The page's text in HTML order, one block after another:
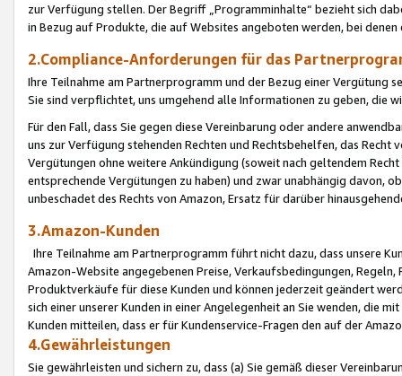
zur Verfügung stellen. Der Begriff „Programminhalte“ bezieht sich
in Bezug auf Produkte, die auf Websites angeboten werden, bei
2.Compliance-Anforderungen für das
Ihre Teilnahme am Partnerprogramm und der Bezug einer Vergütung
Sie sind verpflichtet, uns umgehend alle Informationen zu geben, die
Für den Fall, dass Sie gegen diese Vereinbarung oder andere
uns zur Verfügung stehenden Rechten und Rechtsbehelfen, das
Vergütungen ohne weitere Ankündigung (soweit nach geltendem
entsprechende Vergütungen zu haben) und zwar unabhängig davon,
unbeschadet des Rechts von Amazon, Ersatz für darüber
3.Amazon-Kunden
Ihre Teilnahme am Partnerprogramm führt nicht dazu, dass unsere
Amazon-Website angegebenen Preise, Verkaufsbedingungen,
Produktverkäufe für diese Kunden und können jederzeit geändert
sich einer unserer Kunden in einer Angelegenheit an Sie wenden, die
Kunden mitteilen, dass er für Kundenservice-Fragen den auf der
4.Gewährleistungen
Sie gewährleisten und sichern zu, dass (a) Sie gemäß dieser